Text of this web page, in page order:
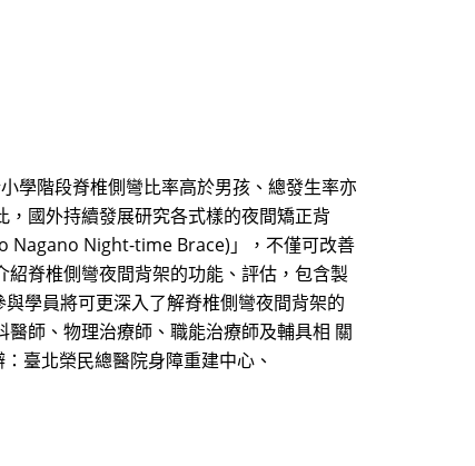
學階段脊椎側彎比率高於男孩、總發生率亦
國外持續發展研究各式樣的夜間矯正背
Nagano Night-time Brace)」，不僅可改善
脊椎側彎夜間背架的功能、評估，包含製
學員將可更深入了解脊椎側彎夜間背架的
師、物理治療師、職能治療師及輔具相 關
臺北榮民總醫院身障重建中心、